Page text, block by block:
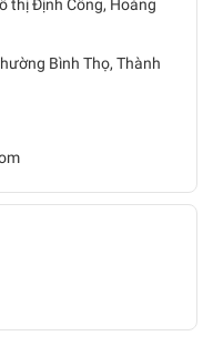
thị Định Công, Hoàng
Bình Thọ, Thành